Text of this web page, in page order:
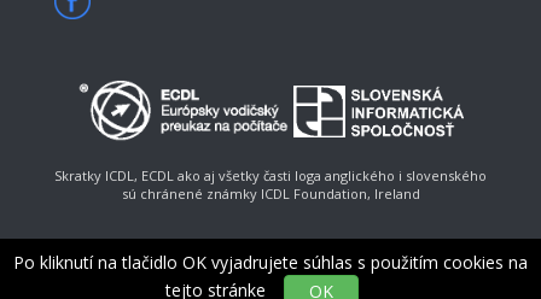
Po kliknutí na tlačidlo OK vyjadrujete súhlas s použitím cookies na
tejto stránke
OK
Skratky ICDL, ECDL ako aj všetky časti loga anglického i slovenského
sú chránené známky ICDL Foundation, Ireland